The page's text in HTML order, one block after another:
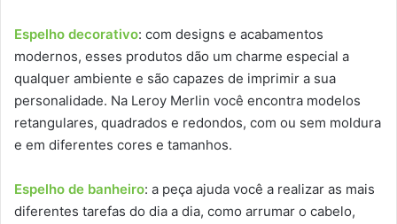
Espelho decorativo: com designs e acabamentos
modernos, esses produtos dão um charme especial a
qualquer ambiente e são capazes de imprimir a sua
personalidade. Na Leroy Merlin você encontra modelos
retangulares, quadrados e redondos, com ou sem moldura
e em diferentes cores e tamanhos.
Espelho de banheiro: a peça ajuda você a realizar as mais
diferentes tarefas do dia a dia, como arrumar o cabelo,